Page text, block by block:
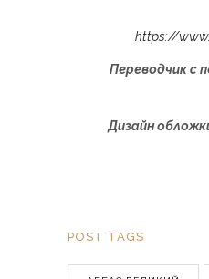
https://
Переводчик с
Дизайн
POST TAGS